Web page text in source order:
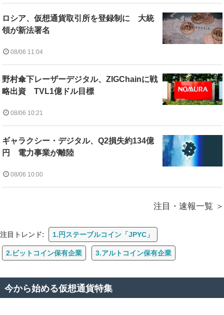
ロシア、仮想通貨取引所を登録制に 大統
領が新法署名
08/06 11:04
野村傘下レーザーデジタル、ZIGChainに戦
略出資 TVL1億ドル目標
08/06 10:21
ギャラクシー・デジタル、Q2損失約134億
円 電力事業が離陸
08/06 10:00
注目・速報一覧
注目トレンド: 1.円ステーブルコイン「JPYC」
2.ビットコイン保有企業 3.アルトコイン保有企業
今から始める仮想通貨特集